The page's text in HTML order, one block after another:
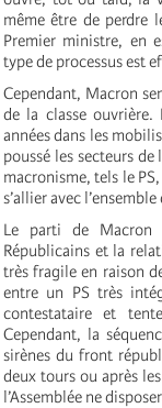
même être de perdre
Premier ministre, en
type de processus est
Cependant, Macron
de la classe ouvrière.
années dans les
poussé les secteurs
macronisme, tels le
s’allier avec
Le parti de Macron
Républicains et la
très fragile en raison
entre un PS très
contestataire et
Cependant, la
sirènes du front
deux tours ou après
l’Assemblée ne